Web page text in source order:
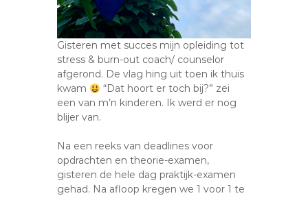
Gisteren met succes mijn opleiding tot
stress & burn-out coach/ counselor
afgerond. De vlag hing uit toen ik thuis
kwam
“Dat hoort er toch bij?” zei
een van m’n kinderen. Ik werd er nog
blijer van.
Na een reeks van deadlines voor
opdrachten en theorie-examen,
gisteren de hele dag praktijk-examen
gehad. Na afloop kregen we 1 voor 1 te